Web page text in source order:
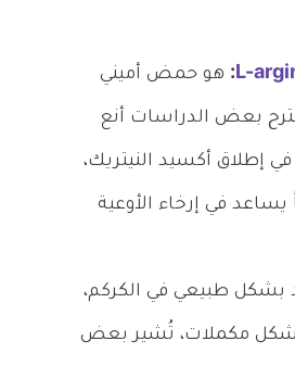
: هو حمض أميني
بعض الدراسات أنع
إطلاق أكسيد النيتريك،
يساعد في إرخاء الأوعية
بشكل طبيعي في الكركم،
شكل مكملات، تُشير بعض